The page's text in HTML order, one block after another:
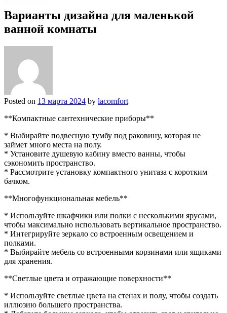
Варианты дизайна для маленькой
ванной комнаты
Posted on 13 марта 2024 by lacomfort
**Компактные сантехнические приборы**
* Выбирайте подвесную тумбу под раковину, которая не
займет много места на полу.
* Установите душевую кабину вместо ванны, чтобы
сэкономить пространство.
* Рассмотрите установку компактного унитаза с коротким
бачком.
**Многофункциональная мебель**
* Используйте шкафчики или полки с несколькими ярусами,
чтобы максимально использовать вертикальное пространство.
* Интегрируйте зеркало со встроенным освещением и
полками.
* Выбирайте мебель со встроенными корзинами или ящиками
для хранения.
**Светлые цвета и отражающие поверхности**
* Используйте светлые цвета на стенах и полу, чтобы создать
иллюзию большего пространства.